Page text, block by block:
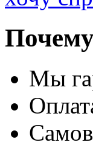
Мы